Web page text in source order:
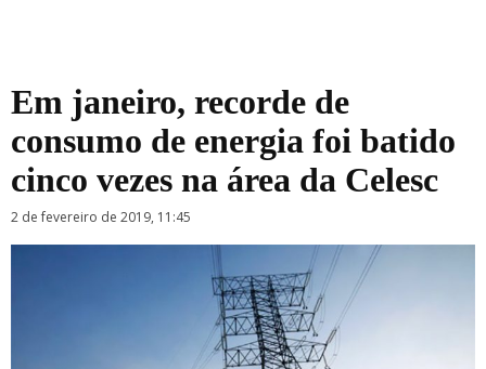
Em janeiro, recorde de
consumo de energia foi batido
cinco vezes na área da Celesc
2 de fevereiro de 2019, 11:45